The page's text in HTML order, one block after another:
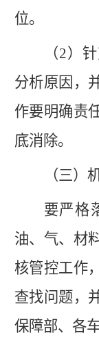
位。
（2）
分析原因，
作要明确责
底消除。
（三）
要严格
油、气、材
核管控工作
查找问题，
保障部、各车